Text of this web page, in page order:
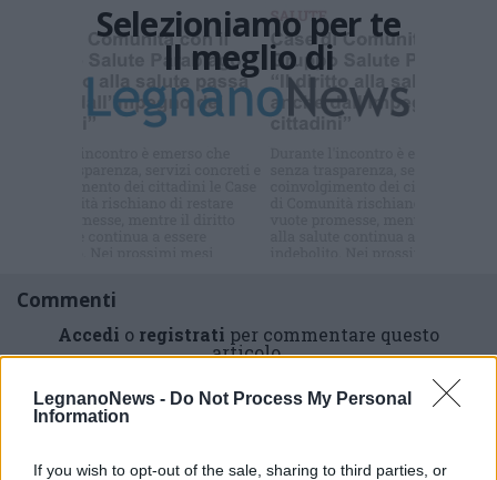
LegnanoNews - Do Not Process My Personal
Information
If you wish to opt-out of the sale, sharing to third parties, or
Selezioniamo per te
Il meglio di
Commenti
Accedi o registrati per commentare questo
articolo.
L'email è richiesta ma non verrà mostrata ai visitatori. Il contenuto di questo
commento esprime il pensiero dell'autore e non rappresenta la linea editoriale
di VareseNews.it, che rimane autonoma e indipendente. I messaggi inclusi nei
commenti non sono testi giornalistici, ma post inviati dai singoli lettori che
sistema.